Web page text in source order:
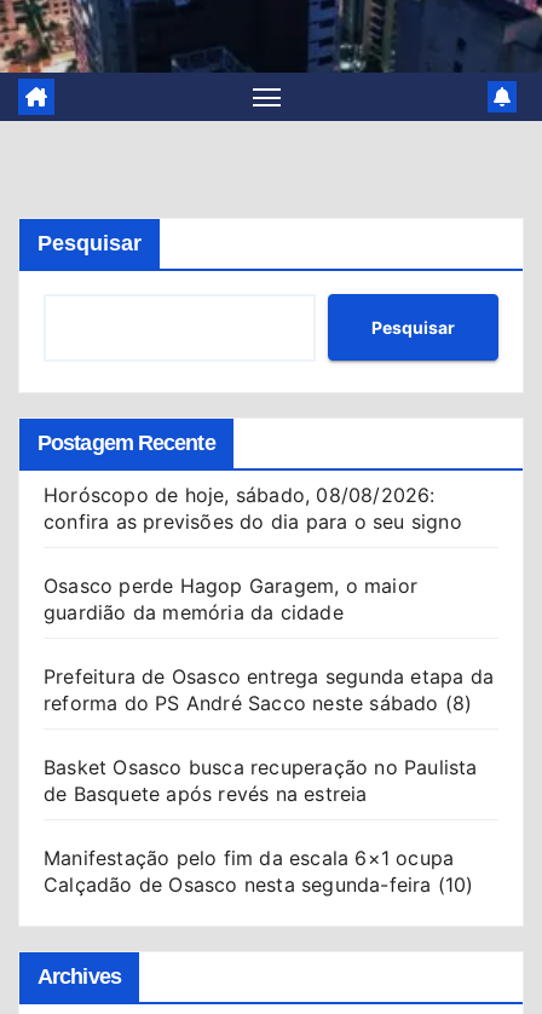
Pesquisar
Pesquisar
Postagem Recente
Horóscopo de hoje, sábado, 08/08/2026:
confira as previsões do dia para o seu signo
Osasco perde Hagop Garagem, o maior
guardião da memória da cidade
Prefeitura de Osasco entrega segunda etapa da
reforma do PS André Sacco neste sábado (8)
Basket Osasco busca recuperação no Paulista
de Basquete após revés na estreia
Manifestação pelo fim da escala 6×1 ocupa
Calçadão de Osasco nesta segunda-feira (10)
Archives